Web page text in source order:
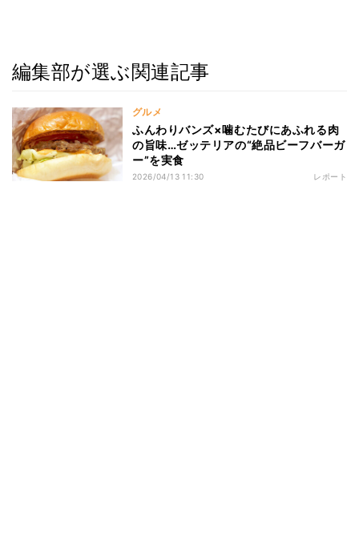
編集部が選ぶ関連記事
グルメ
ふんわりバンズ×噛むたびにあふれる肉
の旨味…ゼッテリアの“絶品ビーフバーガ
ー”を実食
2026/04/13 11:30 レポート